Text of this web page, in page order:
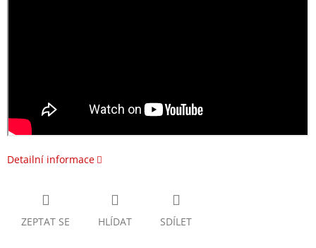
Detailní informace
ZEPTAT SE HLÍDAT SDÍLET